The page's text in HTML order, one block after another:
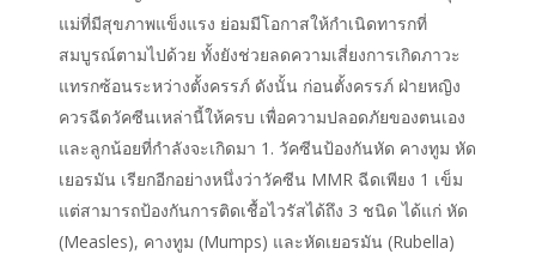
แม่ที่มีสุขภาพแข็งแรง ย่อมมีโอกาสให้กำเนิดทารกที่
สมบูรณ์ตามไปด้วย ทั้งยังช่วยลดความเสี่ยงการเกิดภาวะ
แทรกซ้อนระหว่างตั้งครรภ์ ดังนั้น ก่อนตั้งครรภ์ ฝ่ายหญิง
ควรฉีดวัคซีนเหล่านี้ให้ครบ เพื่อความปลอดภัยของตนเอง
และลูกน้อยที่กำลังจะเกิดมา 1. วัคซีนป้องกันหัด คางทูม หัด
เยอรมัน เรียกอีกอย่างหนึ่งว่าวัคซีน MMR ฉีดเพียง 1 เข็ม
แต่สามารถป้องกันการติดเชื้อไวรัสได้ถึง 3 ชนิด ได้แก่ หัด
(Measles), คางทูม (Mumps) และหัดเยอรมัน (Rubella)